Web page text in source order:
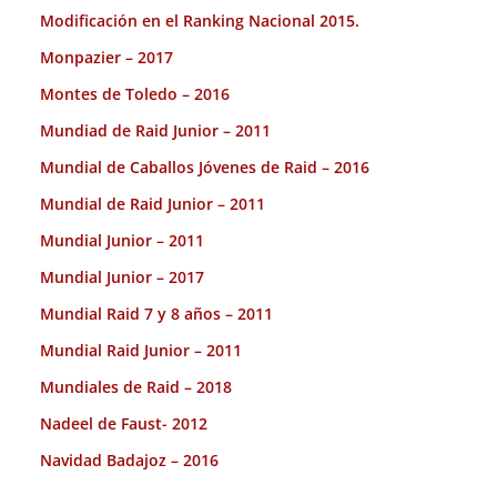
Modificación en el Ranking Nacional 2015.
Monpazier – 2017
Montes de Toledo – 2016
Mundiad de Raid Junior – 2011
Mundial de Caballos Jóvenes de Raid – 2016
Mundial de Raid Junior – 2011
Mundial Junior – 2011
Mundial Junior – 2017
Mundial Raid 7 y 8 años – 2011
Mundial Raid Junior – 2011
Mundiales de Raid – 2018
Nadeel de Faust- 2012
Navidad Badajoz – 2016